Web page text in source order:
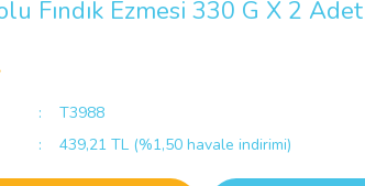
Fındık Ezmesi 330 G X 2 Adet
T3988
439,21 TL (%1,50 havale indirimi)